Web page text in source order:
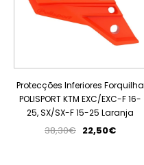
Protecções Inferiores Forquilha
POLISPORT KTM EXC/EXC-F 16-
25, SX/SX-F 15-25 Laranja
38,30€ 22,50€